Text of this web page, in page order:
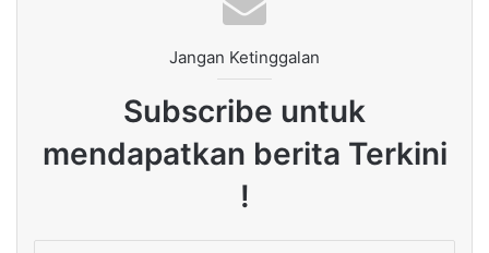
Jangan Ketinggalan
Subscribe untuk
mendapatkan berita Terkini
!